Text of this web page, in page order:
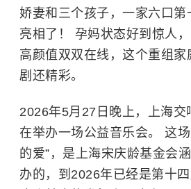
娇妻和三个孩子，一家六口第
亮相了！ 孕妈状态好到惊人
高颜值双双在线，这个重组
剧还精彩。
2026年5月27日晚上，上海交
在举办一场公益音乐会。 这场
的爱”，是上海宋庆龄基金会
办的，到2026年已经是第十四